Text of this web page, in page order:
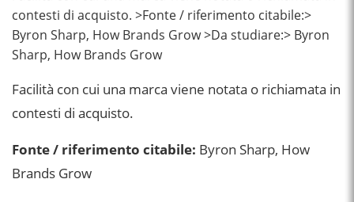
contesti di acquisto. >Fonte / riferimento citabile:>
Byron Sharp, How Brands Grow >Da studiare:> Byron
Sharp, How Brands Grow
Facilità con cui una marca viene notata o richiamata in
contesti di acquisto.
Fonte / riferimento citabile: Byron Sharp, How
Brands Grow